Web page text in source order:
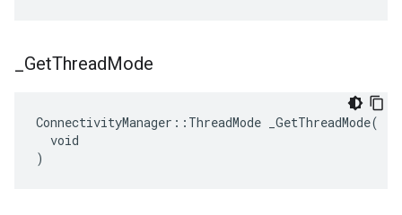
GetThreadMode
ConnectivityManager::ThreadMode _GetThreadMode(
  void
)